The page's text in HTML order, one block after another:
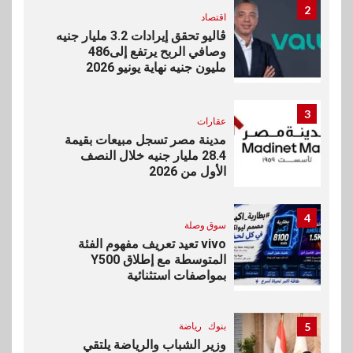
2
اقتصاد
ڤاليو تحقق إيرادات 3.2 مليار جنيه
وصافي الربح يرتفع إلى486
مليون جنيه نهاية يونيو 2026
3
عقارات
مدينة مصر تسجل مبيعات بقيمة
28.4 مليار جنيه خلال النصف
الأول من 2026
4
سوق وصلة
vivo تعيد تعريف مفهوم الفئة
المتوسطة مع إطلاق Y500
بمواصفات استثنائية
5 بنوك رياضة
وزير الشباب والرياضة يلتقي